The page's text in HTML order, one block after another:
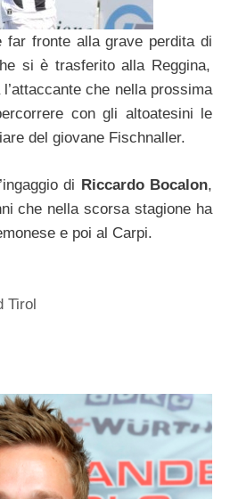
far fronte alla grave perdita di
si è trasferito alla Reggina,
che nella prossima
con gli altoatesini le
del giovane Fischnaller.
di Riccardo Bocalon,
che nella scorsa stagione ha
e poi al Carpi.
Tirol